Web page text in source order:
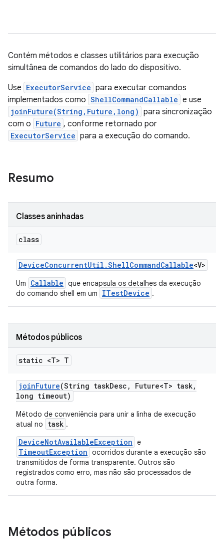
Contém métodos e classes utilitários para execução
simultânea de comandos do lado do dispositivo.
Use ExecutorService para executar comandos
implementados como ShellCommandCallable e use
joinFuture(String,Future,long) para sincronização
com o Future , conforme retornado por
ExecutorService para a execução do comando.
Resumo
Classes aninhadas
class
DeviceConcurrentUtil .ShellCommandCallable<V>
Um Callable que encapsula os detalhes da execução
do comando shell em um
ITestDevice .
Métodos públicos
static <T> T
joinFuture(String taskDesc , Future<T> task,
long timeout)
Método de conveniência para unir a linha de execução
atual no
task .
DeviceNotAvailableException e
TimeoutException ocorridos durante a execução são
transmitidos de forma transparente. Outros são
registrados como erro, mas não são processados de
outra forma.
Métodos públicos